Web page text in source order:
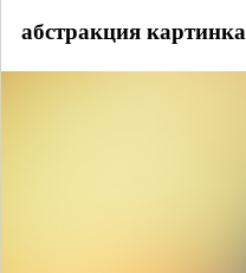
абстракция картинка